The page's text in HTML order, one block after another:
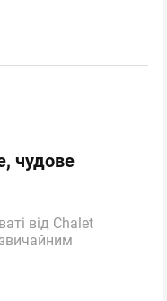
чудове
від Chalet